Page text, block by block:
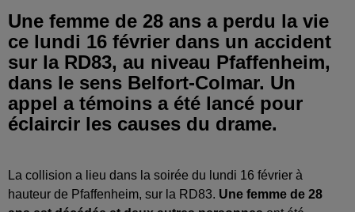
Une femme de 28 ans a perdu la vie
ce lundi 16 février dans un accident
sur la RD83, au niveau Pfaffenheim,
dans le sens Belfort-Colmar. Un
appel a témoins a été lancé pour
éclaircir les causes du drame.
La collision a lieu dans la soirée du lundi 16 février à
hauteur de Pfaffenheim, sur la RD83. Une femme de 28